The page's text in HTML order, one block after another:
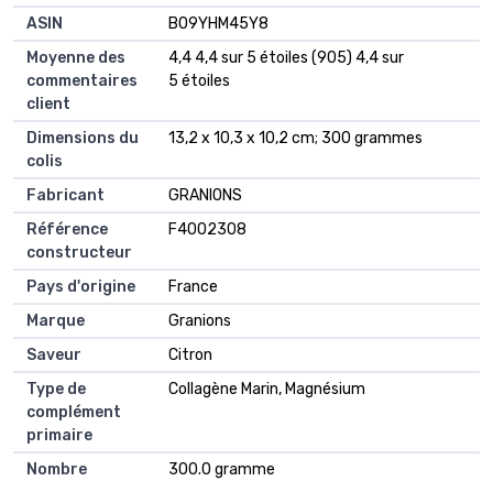
ASIN
B09YHM45Y8
Moyenne des
commentaires
client
4,4 4,4 sur 5 étoiles (905) 4,4 sur
5 étoiles
Dimensions du
colis
13,2 x 10,3 x 10,2 cm; 300 grammes
Fabricant
GRANIONS
Référence
constructeur
F4002308
Pays d'origine
France
Marque
Granions
Saveur
Citron
Type de
complément
primaire
Collagène Marin, Magnésium
Nombre
300.0 gramme